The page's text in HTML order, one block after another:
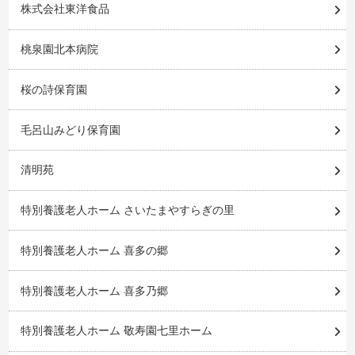
株式会社東洋食品
桃泉園北本病院
桜の詩保育園
毛呂山みどり保育園
清明苑
特別養護老人ホーム さいたまやすらぎの里
特別養護老人ホーム 喜多の郷
特別養護老人ホーム 喜多乃郷
特別養護老人ホーム 敬寿園七里ホーム